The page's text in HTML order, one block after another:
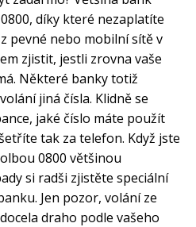
díky které nezaplatíte
pevné nebo mobilní sítě v
zjistit, jestli zrovna vaše
Některé banky totiž
jiná čísla. Klidně se
jaké číslo máte použít
tak za telefon. Když jste
0800 většinou
si radši zjistěte speciální
Jen pozor, volání ze
draho podle vašeho